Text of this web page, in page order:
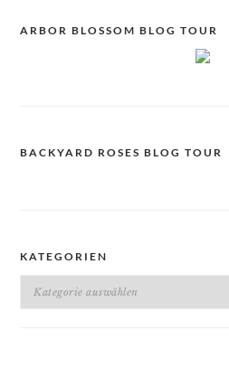
ARBOR BLOSSOM BLOG TOUR
BACKYARD ROSES BLOG TOUR
KATEGORIEN
Kategorien